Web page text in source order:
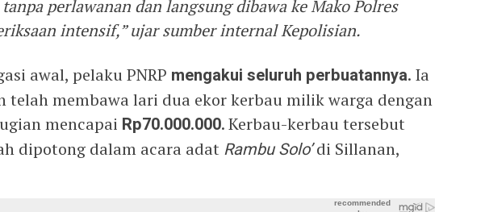
perlawanan dan langsung dibawa ke Mako Polres
intensif,” ujar sumber internal Kepolisian.
awal, pelaku PNRP mengakui seluruh perbuatannya. Ia
telah membawa lari dua ekor kerbau milik warga dengan
mencapai Rp70.000.000. Kerbau-kerbau tersebut
dipotong dalam acara adat Rambu Solo’di Sillanan,